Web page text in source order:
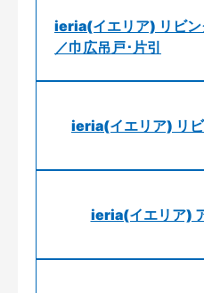
ieria(イエリア) リビン
／巾広吊戸･片引
ieria(イエリア) リ
ieria(イエリア)